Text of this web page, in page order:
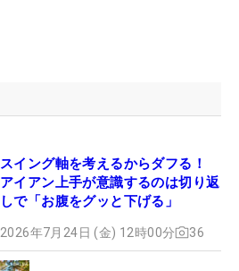
スイング軸を考えるからダフる！
アイアン上手が意識するのは切り返
しで「お腹をグッと下げる」
2026年7月24日 (金) 12時00分 36